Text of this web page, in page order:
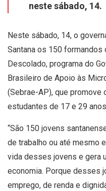
neste sábado, 14.
Neste sábado, 14, o
Santana os 150
Descolado, programa do
Brasileiro de Apoio às
(Sebrae-AP), que promove
estudantes de 17 e 29
“São 150 jovens
de trabalho ou até mesmo
vida desses jovens e gera
economia. Porque desses
emprego, de renda e